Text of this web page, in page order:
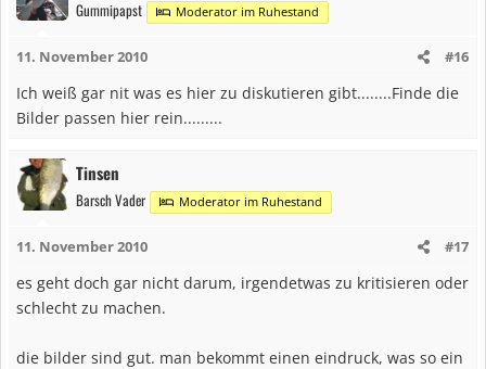
Gummipapst Moderator im Ruhestand
11. November 2010 #16
Ich weiß gar nit was es hier zu diskutieren gibt........Finde die
Bilder passen hier rein.........
Tinsen
Barsch Vader Moderator im Ruhestand
11. November 2010 #17
es geht doch gar nicht darum, irgendetwas zu kritisieren oder
schlecht zu machen.
die bilder sind gut. man bekommt einen eindruck, was so ein